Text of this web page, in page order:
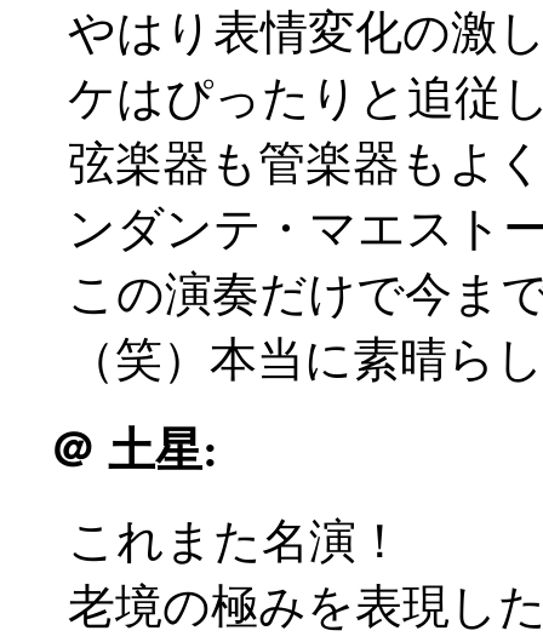
やはり表情変化の激
ケはぴったりと追従
弦楽器も管楽器もよ
ンダンテ・マエスト
この演奏だけで今ま
（笑）本当に素晴ら
＠ 土星:
これまた名演！
老境の極みを表現し